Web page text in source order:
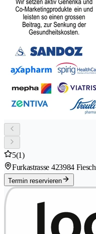
5(1)
Furkastrasse 423984 Fiesch
Termin reservieren